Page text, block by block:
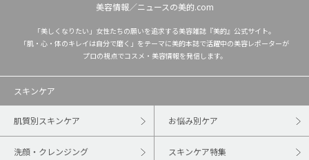
美容情報／ニュースの美的.com
「美しくなりたい」女性たちの願いを追求する美容雑誌『美的』公式サイト。
「肌・心・体のキレイは自分で磨く」をテーマに美的本誌で活躍中の美容レポーターが
プロの視点でコスメ・美容情報を発信します。
スキンケア
肌質別スキンケア お悩み別ケア
洗顔・クレンジング スキンケア特集